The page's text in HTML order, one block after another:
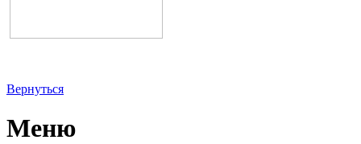
Вернуться
Меню